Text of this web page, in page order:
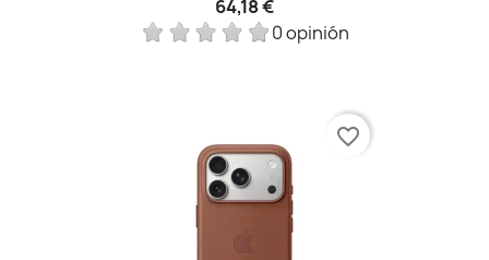
64,18 €
0 opinión
favorite_border